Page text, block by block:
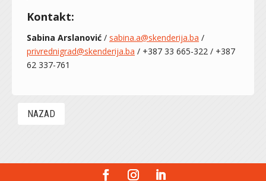
Kontakt:
Sabina Arslanović / sabina.a@skenderija.ba /
privrednigrad@skenderija.ba / +387 33 665-322 / +387
62 337-761
NAZAD